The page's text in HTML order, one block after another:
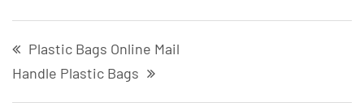
Plastic Bags Online Mail
Handle Plastic Bags